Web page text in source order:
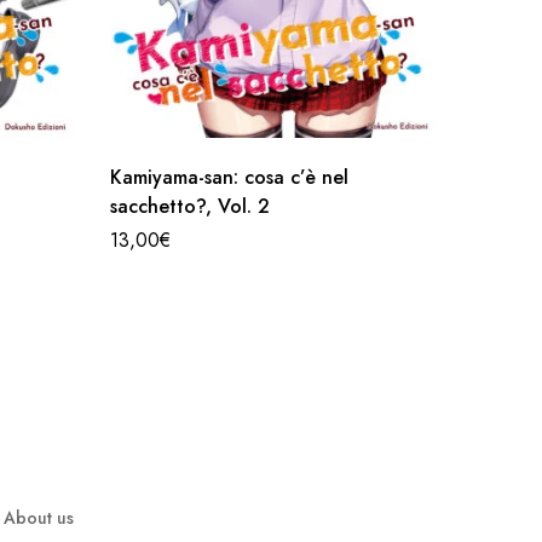
Kamiyama-san: cosa c’è nel
sacchetto?, Vol. 2
13,00€
About us